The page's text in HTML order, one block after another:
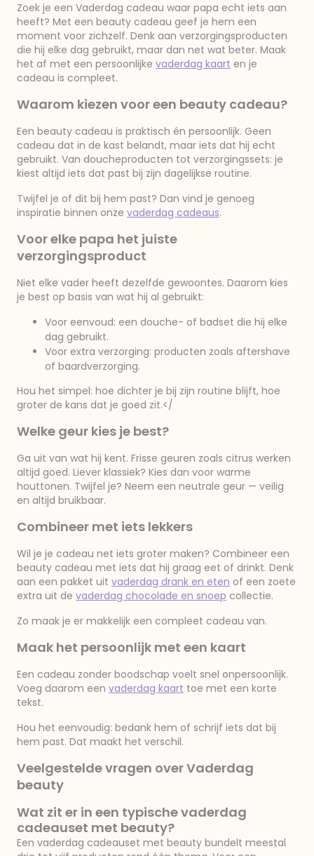
Zoek je een Vaderdag cadeau waar papa echt iets aan
heeft? Met een beauty cadeau geef je hem een
moment voor zichzelf. Denk aan verzorgingsproducten
die hij elke dag gebruikt, maar dan net wat beter. Maak
het af met een persoonlijke vaderdag kaart en je
cadeau is compleet.
Waarom kiezen voor een beauty cadeau?
Een beauty cadeau is praktisch én persoonlijk. Geen
cadeau dat in de kast belandt, maar iets dat hij echt
gebruikt. Van doucheproducten tot verzorgingssets: je
kiest altijd iets dat past bij zijn dagelijkse routine.
Twijfel je of dit bij hem past? Dan vind je genoeg
inspiratie binnen onze vaderdag cadeaus.
Voor elke papa het juiste
verzorgingsproduct
Niet elke vader heeft dezelfde gewoontes. Daarom kies
je best op basis van wat hij al gebruikt:
Voor eenvoud: een douche- of badset die hij elke
dag gebruikt.
Voor extra verzorging: producten zoals aftershave
of baardverzorging.
Hou het simpel: hoe dichter je bij zijn routine blijft, hoe
groter de kans dat je goed zit.</
Welke geur kies je best?
Ga uit van wat hij kent. Frisse geuren zoals citrus werken
altijd goed. Liever klassiek? Kies dan voor warme
houttonen. Twijfel je? Neem een neutrale geur — veilig
en altijd bruikbaar.
Combineer met iets lekkers
Wil je je cadeau net iets groter maken? Combineer een
beauty cadeau met iets dat hij graag eet of drinkt. Denk
aan een pakket uit vaderdag drank en eten of een zoete
extra uit de vaderdag chocolade en snoep collectie.
Zo maak je er makkelijk een compleet cadeau van.
Maak het persoonlijk met een kaart
Een cadeau zonder boodschap voelt snel onpersoonlijk.
Voeg daarom een vaderdag kaart toe met een korte
tekst.
Hou het eenvoudig: bedank hem of schrijf iets dat bij
hem past. Dat maakt het verschil.
Veelgestelde vragen over Vaderdag
beauty
Wat zit er in een typische vaderdag
cadeauset met beauty?
Een vaderdag cadeauset met beauty bundelt meestal